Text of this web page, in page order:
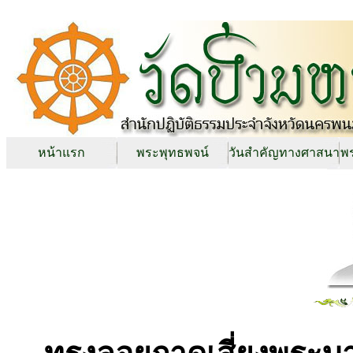
หน้าแรก พระพุทธพจน์ วันสำคัญทางศาสนาพ